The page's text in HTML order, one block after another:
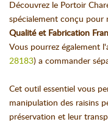
Découvrez le Portoir
spécialement conçu pour
Qualité et Fabrication
Vous pourrez également
28183) a commander
Cet outil essentiel vous
manipulation des raisins
préservation et leur